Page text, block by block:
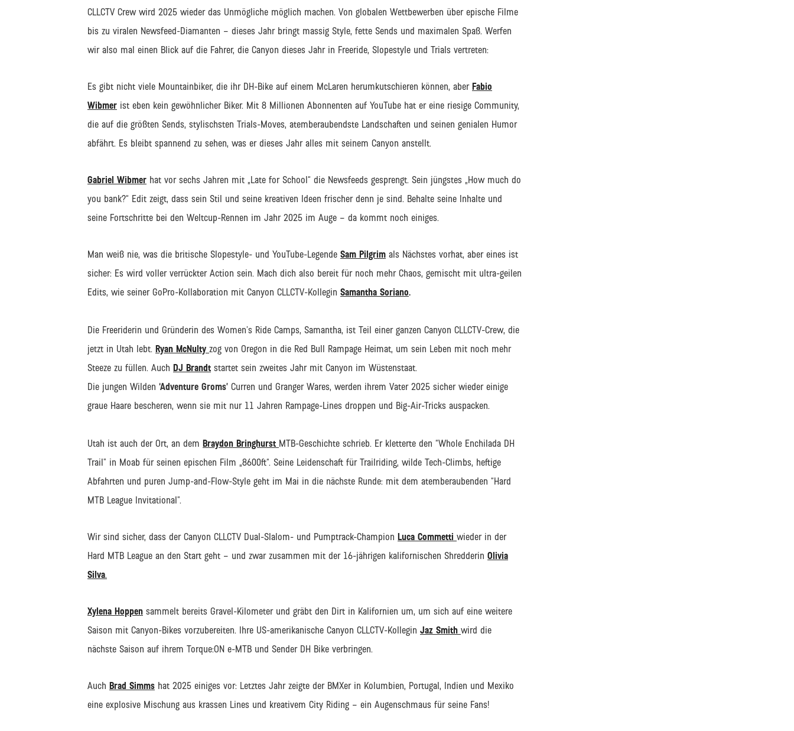
CLLCTV Crew wird 2025 wieder das Unmögliche möglich machen. Von globalen Wettbewerben über epische Filme
bis zu viralen Newsfeed-Diamanten – dieses Jahr bringt massig Style, fette Sends und maximalen Spaß. Werfen
wir also mal einen Blick auf die Fahrer, die Canyon dieses Jahr in Freeride, Slopestyle und Trials vertreten:
Es gibt nicht viele Mountainbiker, die ihr DH-Bike auf einem McLaren herumkutschieren können, aber Fabio
Wibmer ist eben kein gewöhnlicher Biker. Mit 8 Millionen Abonnenten auf YouTube hat er eine riesige Community,
die auf die größten Sends, stylischsten Trials-Moves, atemberaubendste Landschaften und seinen genialen Humor
abfährt. Es bleibt spannend zu sehen, was er dieses Jahr alles mit seinem Canyon anstellt.
Gabriel Wibmer hat vor sechs Jahren mit „Late for School“ die Newsfeeds gesprengt. Sein jüngstes „How much do
you bank?“ Edit zeigt, dass sein Stil und seine kreativen Ideen frischer denn je sind. Behalte seine Inhalte und
seine Fortschritte bei den Weltcup-Rennen im Jahr 2025 im Auge – da kommt noch einiges.
Man weiß nie, was die britische Slopestyle- und YouTube-Legende Sam Pilgrim als Nächstes vorhat, aber eines ist
sicher: Es wird voller verrückter Action sein. Mach dich also bereit für noch mehr Chaos, gemischt mit ultra-geilen
Edits, wie seiner GoPro-Kollaboration mit Canyon CLLCTV-Kollegin Samantha Soriano.
Die Freeriderin und Gründerin des Women’s Ride Camps, Samantha, ist Teil einer ganzen Canyon CLLCTV-Crew, die
jetzt in Utah lebt. Ryan McNulty zog von Oregon in die Red Bull Rampage Heimat, um sein Leben mit noch mehr
Steeze zu füllen. Auch DJ Brandt startet sein zweites Jahr mit Canyon im Wüstenstaat.
Die jungen Wilden ‘Adventure Groms’ Curren und Granger Wares, werden ihrem Vater 2025 sicher wieder einige
graue Haare bescheren, wenn sie mit nur 11 Jahren Rampage-Lines droppen und Big-Air-Tricks auspacken.
Utah ist auch der Ort, an dem Braydon Bringhurst MTB-Geschichte schrieb. Er kletterte den “Whole Enchilada DH
Trail” in Moab für seinen epischen Film „8600ft“. Seine Leidenschaft für Trailriding, wilde Tech-Climbs, heftige
Abfahrten und puren Jump-and-Flow-Style geht im Mai in die nächste Runde: mit dem atemberaubenden “Hard
MTB League Invitational”.
Wir sind sicher, dass der Canyon CLLCTV Dual-Slalom- und Pumptrack-Champion Luca Commetti wieder in der
Hard MTB League an den Start geht – und zwar zusammen mit der 16-jährigen kalifornischen Shredderin Olivia
Silva.
Xylena Hoppen sammelt bereits Gravel-Kilometer und gräbt den Dirt in Kalifornien um, um sich auf eine weitere
Saison mit Canyon-Bikes vorzubereiten. Ihre US-amerikanische Canyon CLLCTV-Kollegin Jaz Smith wird die
nächste Saison auf ihrem Torque:ON e-MTB und Sender DH Bike verbringen.
Auch Brad Simms hat 2025 einiges vor: Letztes Jahr zeigte der BMXer in Kolumbien, Portugal, Indien und Mexiko
eine explosive Mischung aus krassen Lines und kreativem City Riding – ein Augenschmaus für seine Fans!